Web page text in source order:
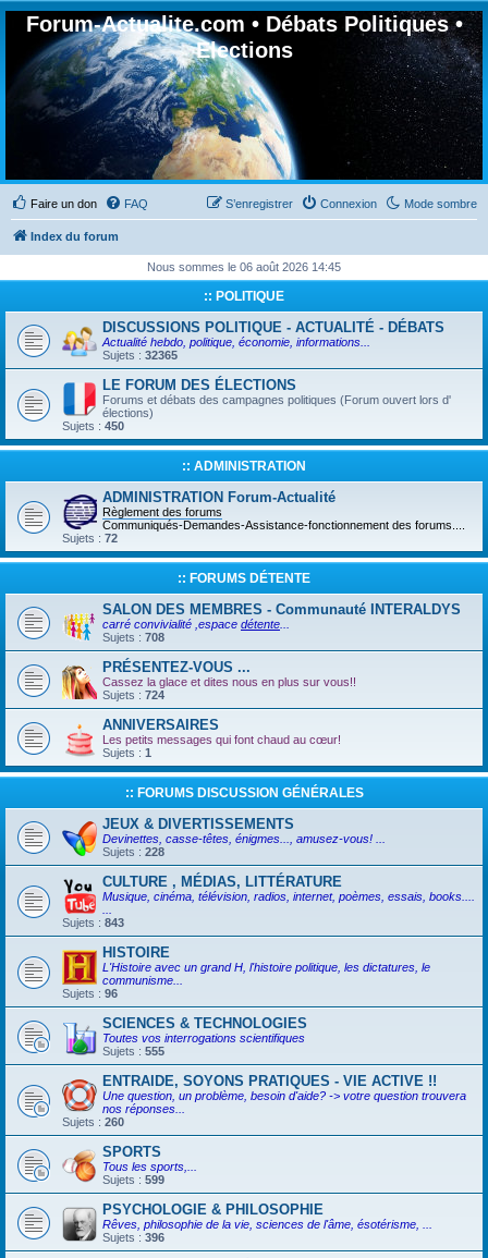
Forum-Actualite.com • Débats Politiques •
Elections
Faire un don Mode sombre
FAQ Connexion
S’enregistrer
Index du forum
Nous sommes le 06 août 2026 14:45
:: POLITIQUE
DISCUSSIONS POLITIQUE - ACTUALITÉ - DÉBATS
Actualité hebdo, politique, économie, informations...
Sujets : 32365
LE FORUM DES ÉLECTIONS
Forums et débats des campagnes politiques (Forum ouvert lors d'
élections)
Sujets : 450
:: ADMINISTRATION
ADMINISTRATION Forum-Actualité
Règlement des forums
Communiqués-Demandes-Assistance-fonctionnement des forums....
Sujets : 72
:: FORUMS DÉTENTE
SALON DES MEMBRES - Communauté INTERALDYS
carré convivialité ,espace détente
Sujets : 708
PRÉSENTEZ-VOUS ...
Cassez la glace et dites nous en plus sur vous!!
Sujets : 724
ANNIVERSAIRES
Les petits messages qui font chaud au cœur!
Sujets : 1
:: FORUMS DISCUSSION GÉNÉRALES
JEUX & DIVERTISSEMENTS
Devinettes, casse-têtes, énigmes..., amusez-vous! ...
Sujets : 228
CULTURE , MÉDIAS, LITTÉRATURE
Musique, cinéma, télévision, radios, internet, poèmes, essais, books....
Sujets : 843
HISTOIRE
L'Histoire avec un grand H, l'histoire politique, les dictatures, le
communisme...
Sujets : 96
SCIENCES & TECHNOLOGIES
Toutes vos interrogations scientifiques
Sujets : 555
ENTRAIDE, SOYONS PRATIQUES - VIE ACTIVE !!
Une question, un problème, besoin d'aide? -> votre question trouvera
nos réponses...
Sujets : 260
SPORTS
Tous les sports,...
Sujets : 599
PSYCHOLOGIE & PHILOSOPHIE
Rêves, philosophie de la vie, sciences de l'âme, ésotérisme, ...
Sujets : 396